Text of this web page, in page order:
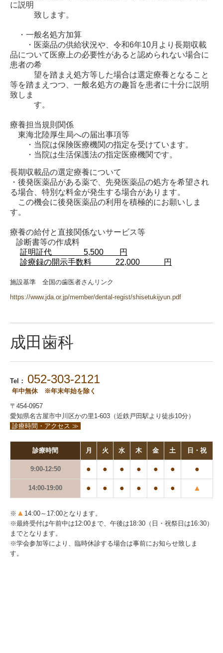
に説明
致します。
・一般名処方加算
・医薬品の供給状況や、令和6年10月より長期収載
品について医療上の必要性があると認められない場合に
患者の希
望を踏まえ処方等した場合は選定療養となること
等を踏まえつつ、一般名処方の趣旨を患者に十分に説明
致しま
す。
療養担当規則関係
東海北陸厚生局への届出事項等
・当院は保険医療機関の指定を受けています。
・当院は生活保護法の指定医療機関です。
長期収載品の選定療養について
・後発医薬品がある薬で、先発医薬品の処方を希望され
る場合、特別な料金が発生する場合があります。
この機会に後発医薬品の利用を積極的にお願いしま
す。
療養の給付と直接関係ないサービス等
診断書等の作成料
証明証代 5,500 円
診療録の開示手数料 22,000 円
施設基準 全国の歯医者さんリンク
https://www.jda.or.jp/member/dental-regist/shisetukijyun.pdf
成田歯科
Tel： 052-303-2121
年中無休 ※年末年始を除く
〒454-0957
愛知県名古屋市中川区かの里1-603（近鉄戸田駅より徒歩10分）
診療時間・アクセス ≫
診療時間 月 火 水 木 金 土 日・祝
9:00-12:50 ● ● ● ● ● ● ●
14:00-19:00 ● ● ● ● ● ● ▲
※ ▲ 14:00～17:00となります。
※最終受付は午前中は12:00まで、午後は18:30（日・祝祭日は16:30）
までとなります。
※学会参加等により、臨時休診する場合は事前にお知らせ致しま
す。